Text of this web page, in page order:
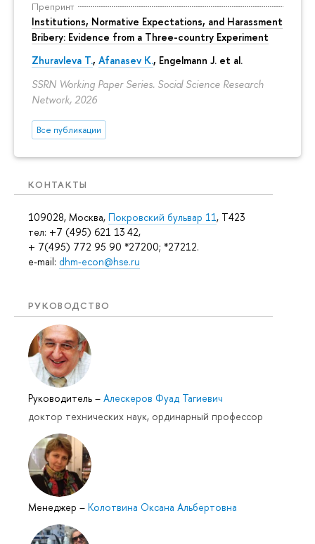
Препринт
Institutions, Normative Expectations, and Harassment
Bribery: Evidence from a Three-country Experiment
Zhuravleva T., Afanasev K., Engelmann J. et al.
SSRN Working Paper Series. Social Science Research
Network, 2026
Все публикации
КОНТАКТЫ
109028, Москва, Покровский бульвар 11, T423
тел: +7 (495) 621 13 42,
+ 7(495) 772 95 90 *27200; *27212.
e-mail: dhm-econ@hse.ru
РУКОВОДСТВО
Руководитель – Алескеров Фуад Тагиевич
доктор технических наук, ординарный профессор
Менеджер – Колотвина Оксана Альбертовна